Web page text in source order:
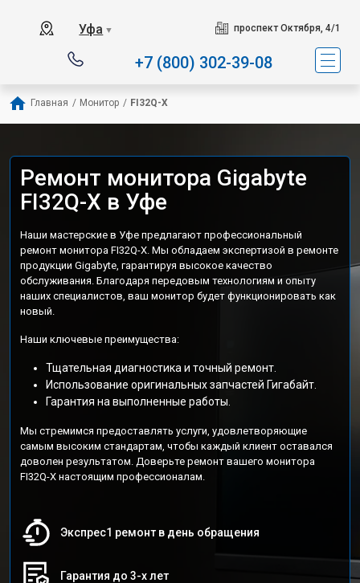
Уфа ▼ проспект Октября, 4/1
+7 (800) 302-39-08
Главная / Монитор / FI32Q-X
Ремонт монитора Gigabyte
FI32Q-X в Уфе
Наши мастерские в Уфе предлагают профессиональный
ремонт монитора FI32Q-X. Мы обладаем экспертизой в ремонте
продукции Gigabyte, гарантируя высокое качество
обслуживания. Благодаря передовым технологиям и опыту
наших специалистов, ваш монитор будет функционировать как
новый.
Наши ключевые преимущества:
Тщательная диагностика и точный ремонт.
Использование оригинальных запчастей Гигабайт.
Гарантия на выполненные работы.
Мы стремимся предоставлять услуги, удовлетворяющие
самым высоким стандартам, чтобы каждый клиент оставался
доволен результатом. Доверьте ремонт вашего монитора
FI32Q-X настоящим профессионалам.
Экспрес1 ремонт в день обращения
Гарантия до 3-х лет